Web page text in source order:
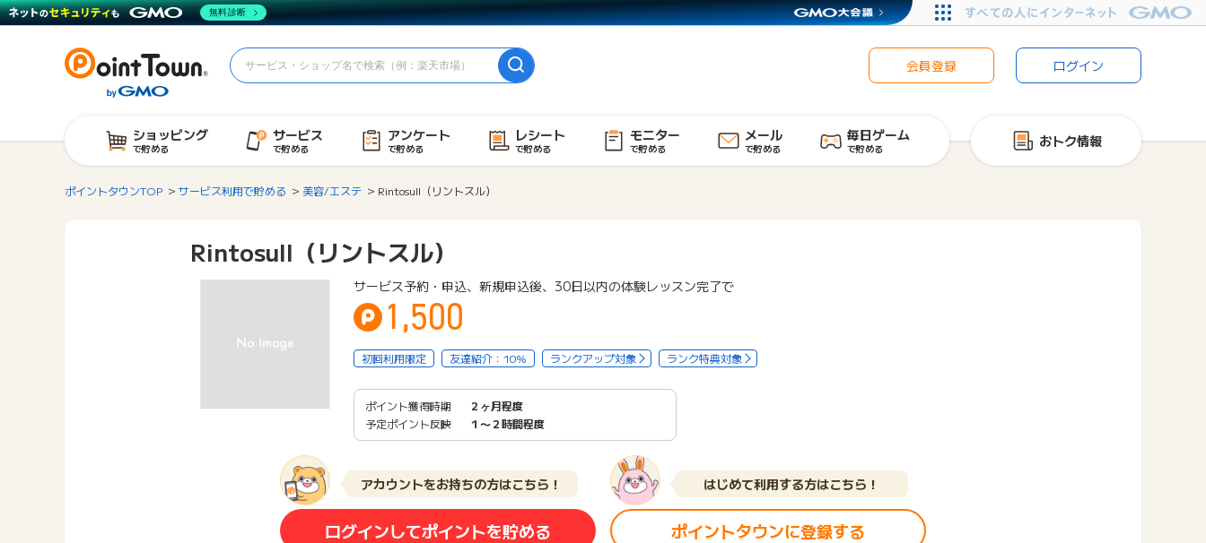
会員登録 ログイン
ショッピング
で貯める
サービス
で貯める
アンケート
で貯める
レシート
で貯める
モニター
で貯める
メール
で貯める
毎日ゲーム
で貯める おトク情報
ポイントタウンTOP サービス利用で貯める 美容/エステ Rintosull（リントスル）
Rintosull（リントスル）
サービス予約・申込、新規申込後、30日以内の体験レッスン完了で
1,500
初回利用限定 友達紹介：10% ランクアップ対象 ランク特典対象
ポイント獲得時期
２ヶ月程度
予定ポイント反映
１〜２時間程度
アカウントをお持ちの方はこちら！
ログインしてポイントを貯める
はじめて利用する方はこちら！
ポイントタウンに登録する
無料診断